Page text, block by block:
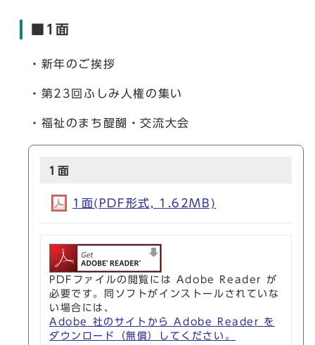
■1面
・新年のご挨拶
・第23回ふしみ人権の集い
・福祉のまち醍醐・交流大会
1面
1面(PDF形式, 1.62MB)
PDFファイルの閲覧には Adobe Reader が
必要です。同ソフトがインストールされていな
い場合には、
Adobe 社のサイトから Adobe Reader を
ダウンロード（無償）してください。